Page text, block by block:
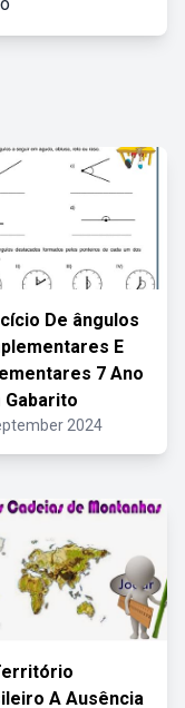
De ângulos
E
7 Ano
Gabarito
2024
A Ausência